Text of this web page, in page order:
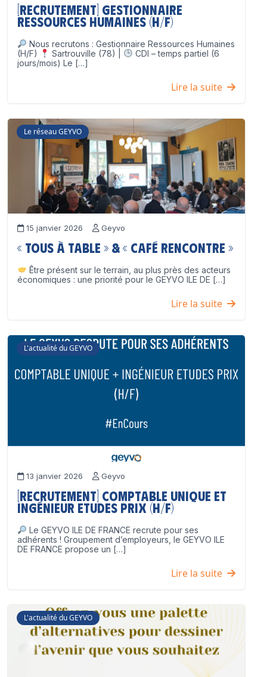
[Recrutement] Gestionnaire
Ressources Humaines (H/F)
Nous recrutons : Gestionnaire Ressources Humaines
(H/F)
Sartrouville (78) |
CDI – temps partiel (6
jours/mois) Le […]
Lire la suite
Le réseau GEYVO
15 janvier 2026 Geyvo
« Tous à table » & « Café Rencontre »
Être présent sur le terrain, au plus près des acteurs
économiques : une priorité pour le GEYVO ILE DE […]
Lire la suite
L'actualité du GEYVO
13 janvier 2026 Geyvo
[Recrutement] Comptable unique et
Ingénieur Etudes Prix (H/F)
Le GEYVO ILE DE FRANCE recrute pour ses
adhérents ! Groupement d’employeurs, le GEYVO ILE
DE FRANCE propose un […]
Lire la suite
L'actualité du GEYVO